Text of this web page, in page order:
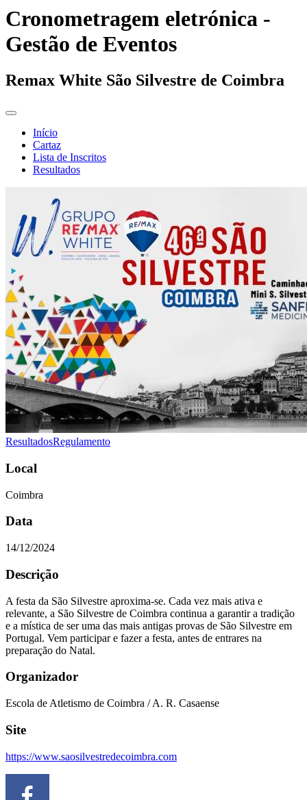
Cronometragem eletrónica -
Gestão de Eventos
Remax White São Silvestre de Coimbra
Início
Cartaz
Lista de Inscritos
Resultados
ResultadosRegulamento
Local
Coimbra
Data
14/12/2024
Descrição
A festa da São Silvestre aproxima-se. Cada vez mais ativa e
relevante, a São Silvestre de Coimbra continua a garantir a tradição
e a mística de ser uma das mais antigas provas de São Silvestre em
Portugal. Vem participar e fazer a festa, antes de entrares na
preparação do Natal.
Organizador
Escola de Atletismo de Coimbra / A. R. Casaense
Site
https://www.saosilvestredecoimbra.com